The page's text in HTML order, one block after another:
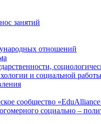
занятий
отношений
и социальной работы
сообщество
социально –